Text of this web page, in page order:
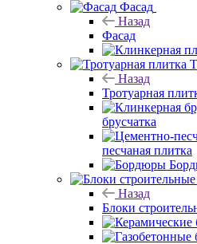
Фасад
Назад
Фасад
Назад
Тротуарная
брусчатка
песчаная плитка
Назад
Блоки